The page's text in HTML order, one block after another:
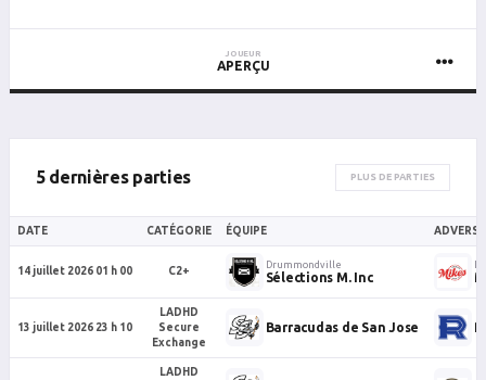
JOUEUR
APERÇU
5 dernières parties PLUS DE PARTIES
DATE CATÉGORIE ÉQUIPE
14 juillet 2026 01 h 00 C2+
Drummondville
Sélections M. Inc
13 juillet 2026 23 h 10
LADHD
Secure
Exchange
Barracudas de San Jose
LADHD